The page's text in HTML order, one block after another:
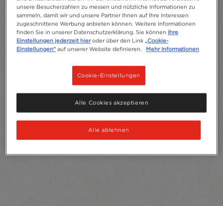
unsere Besucherzahlen zu messen und nützliche Informationen zu
sammeln, damit wir und unsere Partner Ihnen auf Ihre Interessen
zugeschnittene Werbung anbieten können. Weitere Informationen
finden Sie in unserer Datenschutzerklärung. Sie können Ihre
Einstellungen jederzeit hieroder über den Link„Cookie-
Einstellungen“ auf unserer Website definieren. Mehr Informationen
Cookie-Einstellungen
Alle ablehnen
Alle Cookies akzeptieren